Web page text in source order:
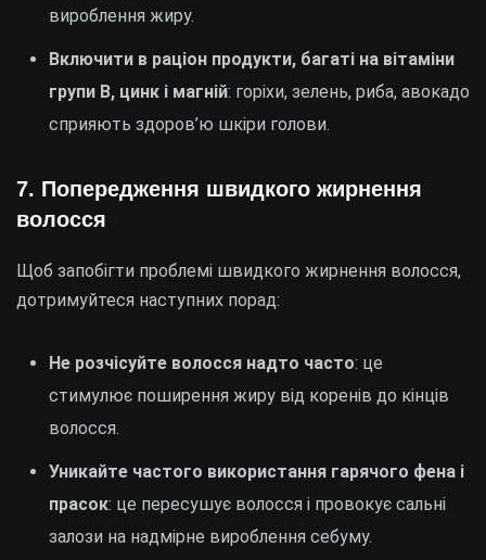
вироблення жиру.
Включити в раціон продукти, багаті на вітаміни
групи B, цинк і магній: горіхи, зелень, риба, авокадо
сприяють здоров’ю шкіри голови.
7. Попередження швидкого жирнення
волосся
Щоб запобігти проблемі швидкого жирнення волосся,
дотримуйтеся наступних порад:
Не розчісуйте волосся надто часто: це
стимулює поширення жиру від коренів до кінців
волосся.
Уникайте частого використання гарячого фена і
прасок: це пересушує волосся і провокує сальні
залози на надмірне вироблення себуму.